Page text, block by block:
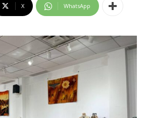
X WhatsApp